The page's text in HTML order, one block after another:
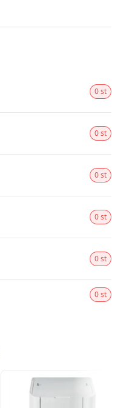
0 st
0 st
0 st
0 st
0 st
0 st